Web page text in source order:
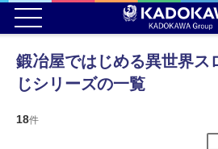
鍛冶屋ではじめる異世界ス
じシリーズの一覧
18件